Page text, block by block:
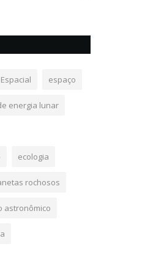
espaço
energia lunar
ecologia
rochosos
astronômico